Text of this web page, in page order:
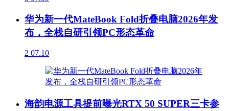
华为新一代MateBook Fold折叠电脑2026年发
布，全栈自研引领PC形态革命
2 07.10
海韵电源工具提前曝光RTX 50 SUPER三卡参